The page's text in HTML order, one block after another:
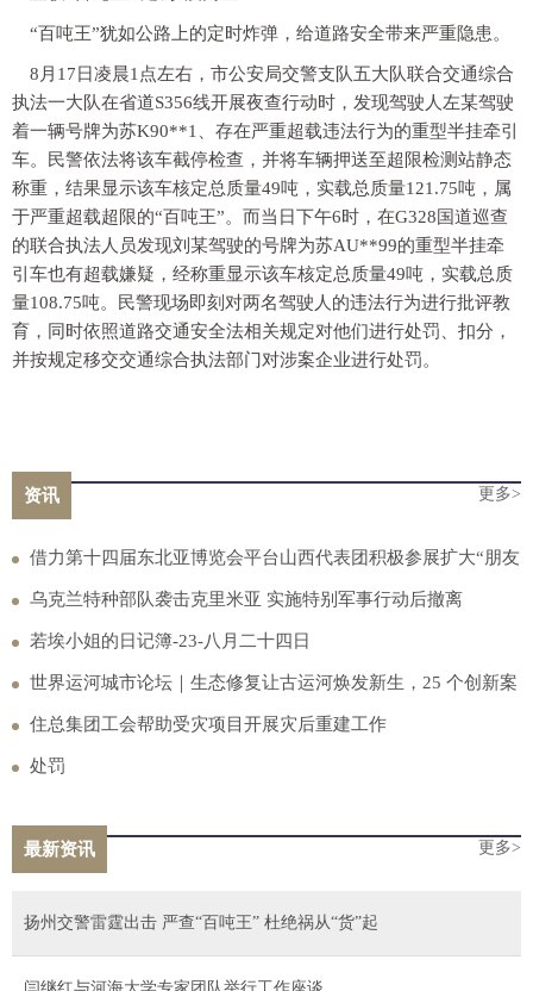
“百吨王”犹如公路上的定时炸弹，给道路安全带来严重隐患。
8月17日凌晨1点左右，市公安局交警支队五大队联合交通综合
执法一大队在省道S356线开展夜查行动时，发现驾驶人左某驾驶
着一辆号牌为苏K90**1、存在严重超载违法行为的重型半挂牵引
车。民警依法将该车截停检查，并将车辆押送至超限检测站静态
称重，结果显示该车核定总质量49吨，实载总质量121.75吨，属
于严重超载超限的“百吨王”。而当日下午6时，在G328国道巡查
的联合执法人员发现刘某驾驶的号牌为苏AU**99的重型半挂牵
引车也有超载嫌疑，经称重显示该车核定总质量49吨，实载总质
量108.75吨。民警现场即刻对两名驾驶人的违法行为进行批评教
育，同时依照道路交通安全法相关规定对他们进行处罚、扣分，
并按规定移交交通综合执法部门对涉案企业进行处罚。
资讯 更多>
借力第十四届东北亚博览会平台山西代表团积极参展扩大“朋友
圈”
乌克兰特种部队袭击克里米亚 实施特别军事行动后撤离
若埃小姐的日记簿-23-八月二十四日
世界运河城市论坛｜生态修复让古运河焕发新生，25 个创新案
例公布
住总集团工会帮助受灾项目开展灾后重建工作
处罚
最新资讯 更多>
扬州交警雷霆出击 严查“百吨王” 杜绝祸从“货”起